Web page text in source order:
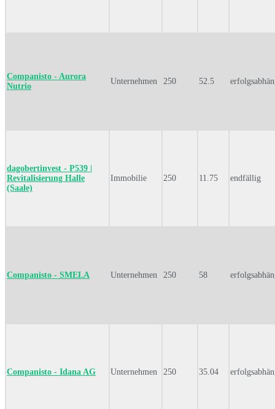
Companisto - Aurora
Nutrio
Unternehmen 250 52.5
dagobertinvest - P539 |
Revitalisierung Halle
(Saale)
Immobilie 250 11.75 endfällig
Companisto - SMELA Unternehmen 250 58
Companisto - Idana AG Unternehmen 250 35.04